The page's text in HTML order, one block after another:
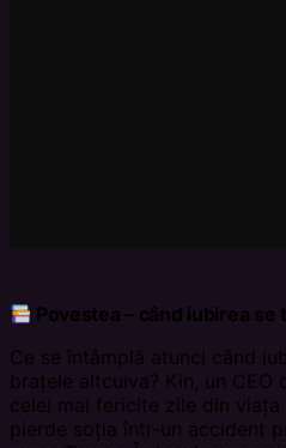
Povestea – când iubirea
Ce se întâmplă atunci când
brațele altcuiva? Kin, un CEO
celei mai fericite zile din viața
pierde soția într-un accident